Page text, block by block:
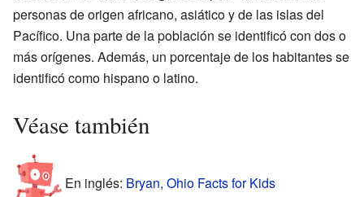
personas de origen africano, asiático y de las islas del
Pacífico. Una parte de la población se identificó con dos o
más orígenes. Además, un porcentaje de los habitantes se
identificó como hispano o latino.
Véase también
En inglés: Bryan, Ohio Facts for Kids